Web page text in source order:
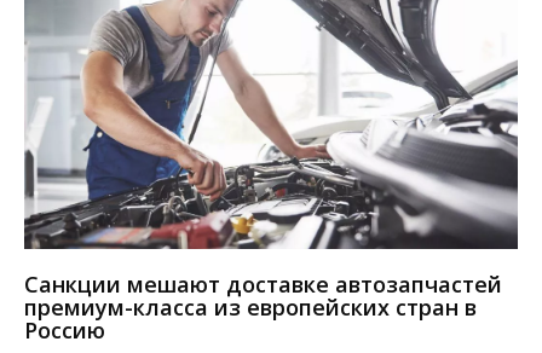
Санкции мешают доставке автозапчастей
премиум-класса из европейских стран в
Россию